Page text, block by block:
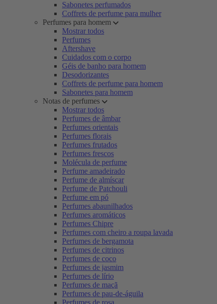
Sabonetes perfumados
Coffrets de perfume para mulher
Perfumes para homem
Mostrar todos
Perfumes
Aftershave
Cuidados com o corpo
Géis de banho para homem
Desodorizantes
Coffrets de perfume para homem
Sabonetes para homem
Notas de perfumes
Mostrar todos
Perfumes de âmbar
Perfumes orientais
Perfumes florais
Perfumes frutados
Perfumes frescos
Molécula de perfume
Perfume amadeirado
Perfume de almíscar
Perfume de Patchouli
Perfume em pó
Perfumes abaunilhados
Perfumes aromáticos
Perfumes Chipre
Perfumes com cheiro a roupa lavada
Perfumes de bergamota
Perfumes de citrinos
Perfumes de coco
Perfumes de jasmim
Perfumes de lírio
Perfumes de maçã
Perfumes de pau-de-águila
Perfumes de rosa